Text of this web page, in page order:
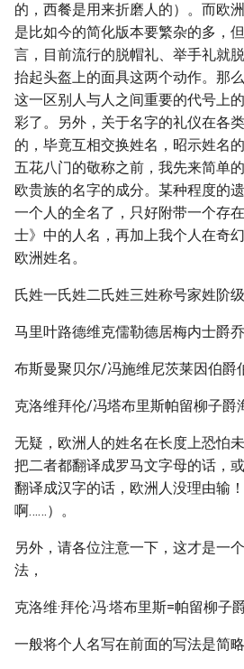
的，西餐是用来折磨人的）。而欧
是比如今的简化版本要繁杂的多，
言，目前流行的脱帽礼、举手礼就
抬起头盔上的面具这两个动作。那
这一区别人与人之间重要的代号上
彩了。另外，关于名字的礼仪在各
的，毕竟互相交换姓名，昭示姓名
五花八门的敬称之前，我先来简单
欧贵族的名字的成分。某种程度的
一个人的全名了，只好附带一个存
士》中的人名，再加上我个人在奇
欧洲姓名。
氏姓一氏姓二氏姓三姓称号家姓阶
马里叶路德维克儒勒德居梅内士爵
布斯曼聚贝尔/冯施维尼茨莱因伯爵
克洛维拜伦/冯塔布里斯帕留柳子爵
无疑，欧洲人的姓名在长度上恐怕
把二者都翻译成罗马文字母的话，
翻译成汉字的话，欧洲人没理由输
啊……）。
另外，请各位注意一下，这才是一
法，
克洛维·拜伦·冯·塔布里斯=帕留柳子
一般将个人名写在前面的写法是简